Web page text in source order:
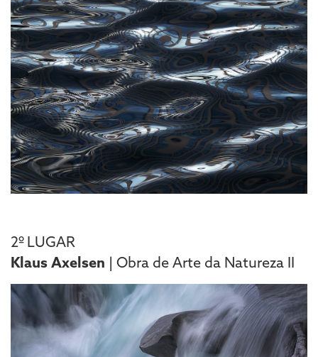
2º LUGAR
Klaus Axelsen | Obra de Arte da Natureza II